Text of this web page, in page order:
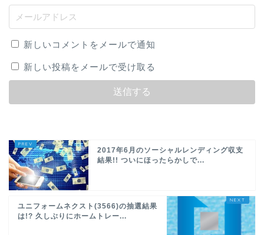
新しいコメントをメールで通知
新しい投稿をメールで受け取る
2017年6月のソーシャルレンディング収支
結果!! ついにほったらかしで...
ユニフォームネクスト(3566)の抽選結果
は!? 久しぶりにホームトレー...